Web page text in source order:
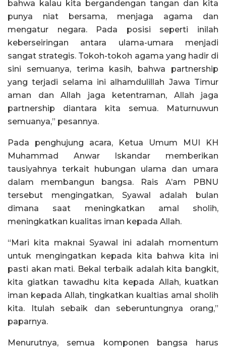
bahwa kalau kita bergandengan tangan dan kita
punya niat bersama, menjaga agama dan
mengatur negara. Pada posisi seperti inilah
keberseiringan antara ulama-umara menjadi
sangat strategis. Tokoh-tokoh agama yang hadir di
sini semuanya, terima kasih, bahwa partnership
yang terjadi selama ini alhamdulillah Jawa Timur
aman dan Allah jaga ketentraman, Allah jaga
partnership diantara kita semua. Maturnuwun
semuanya,” pesannya.
Pada penghujung acara, Ketua Umum MUI KH
Muhammad Anwar Iskandar memberikan
tausiyahnya terkait hubungan ulama dan umara
dalam membangun bangsa. Rais A’am PBNU
tersebut mengingatkan, Syawal adalah bulan
dimana saat meningkatkan amal sholih,
meningkatkan kualitas iman kepada Allah.
“Mari kita maknai Syawal ini adalah momentum
untuk mengingatkan kepada kita bahwa kita ini
pasti akan mati. Bekal terbaik adalah kita bangkit,
kita giatkan tawadhu kita kepada Allah, kuatkan
iman kepada Allah, tingkatkan kualtias amal sholih
kita. Itulah sebaik dan seberuntungnya orang,”
paparnya.
Menurutnya, semua komponen bangsa harus